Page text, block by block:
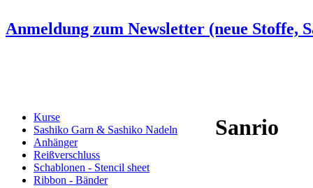
Anmeldung zum Newsletter (neue Stoffe,
Kurse
Sashiko Garn & Sashiko Nadeln
Anhänger
Reißverschluss
Schablonen - Stencil sheet
Ribbon - Bänder
Sanrio